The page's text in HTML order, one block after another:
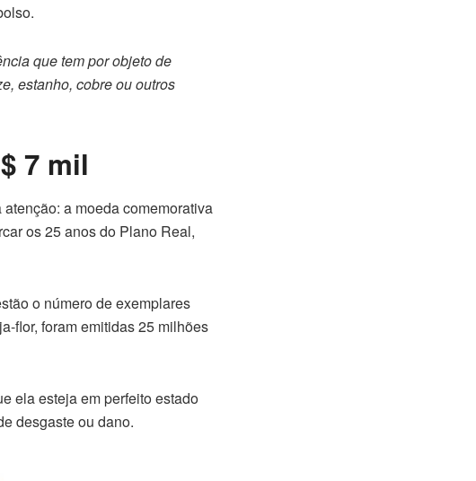
que tem por objeto de
estanho, cobre ou outros
7 mil
a moeda comemorativa
os 25 anos do Plano Real,
o número de exemplares
flor, foram emitidas 25 milhões
ela esteja em perfeito estado
desgaste ou dano.